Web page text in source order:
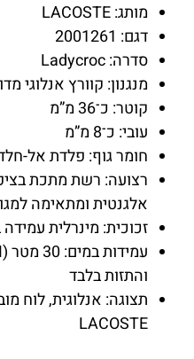
מותג:
דגם:
סדרה:
מנגנון: קוורץ אנלוגי
קוטר: כ־36 מ”מ
עובי: כ־8 מ”מ
חומר גוף: פלדת אל-חלד
רצועה: רשת מתכת
אלגנטית ומתאימה
זכוכית: מינרלית
עמידות במים:
והתזות בלבד
תצוגה: אנלוגית, לוח
LACOSTE